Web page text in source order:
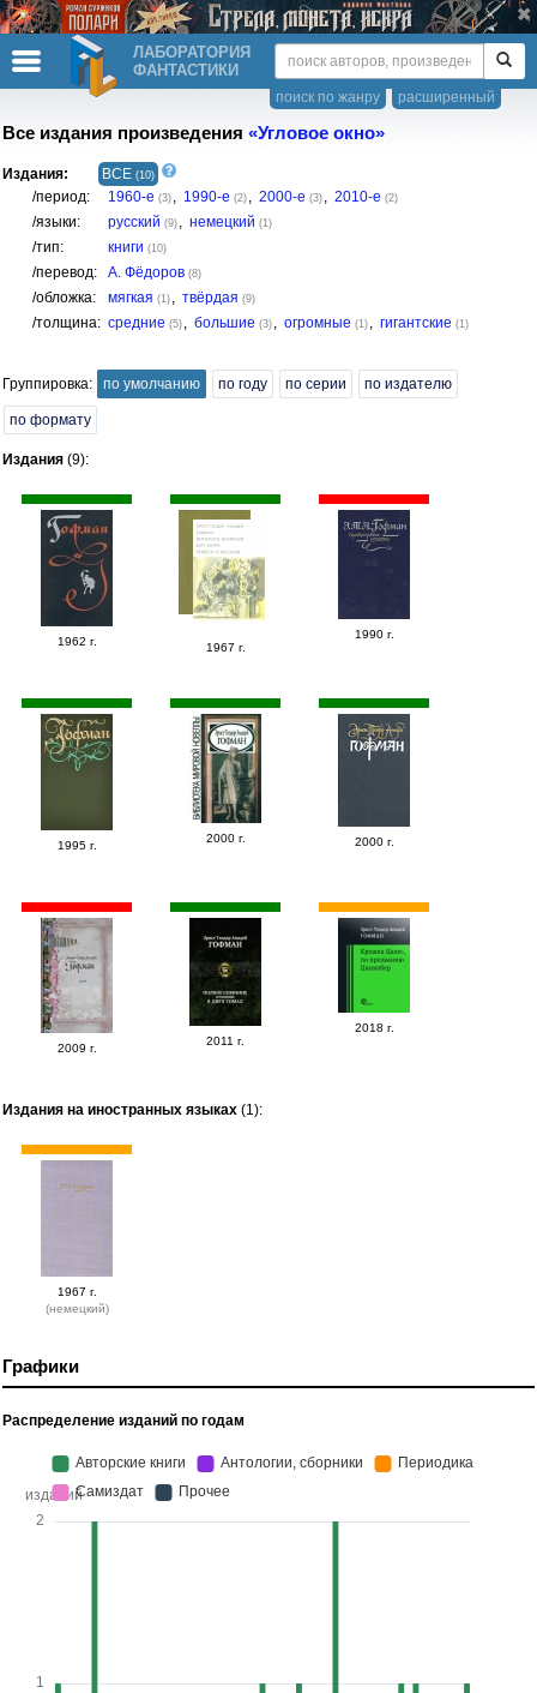
ЛАБОРАТОРИЯ
ФАНТАСТИКИ
расширенный
поиск по жанру
Все издания произведения «Угловое окно»
Издания: ВСЕ (10)
/период: 1960-е (3) , 1990-е (2) , 2000-е (3) , 2010-е (2)
/языки: русский (9) , немецкий (1)
/тип: книги (10)
/перевод: А. Фёдоров (8)
/обложка: мягкая (1) , твёрдая (9)
/толщина: средние (5) , большие (3) , огромные (1) , гигантские (1)
Группировка: по умолчанию по году по серии по издателю
по формату
Издания (9):
1962 г. 1967 г.
1990 г.
1995 г.
2000 г. 2000 г.
2009 г.
2011 г.
2018 г.
Издания на иностранных языках (1):
1967 г.
(немецкий)
Графики
Распределение изданий по годам